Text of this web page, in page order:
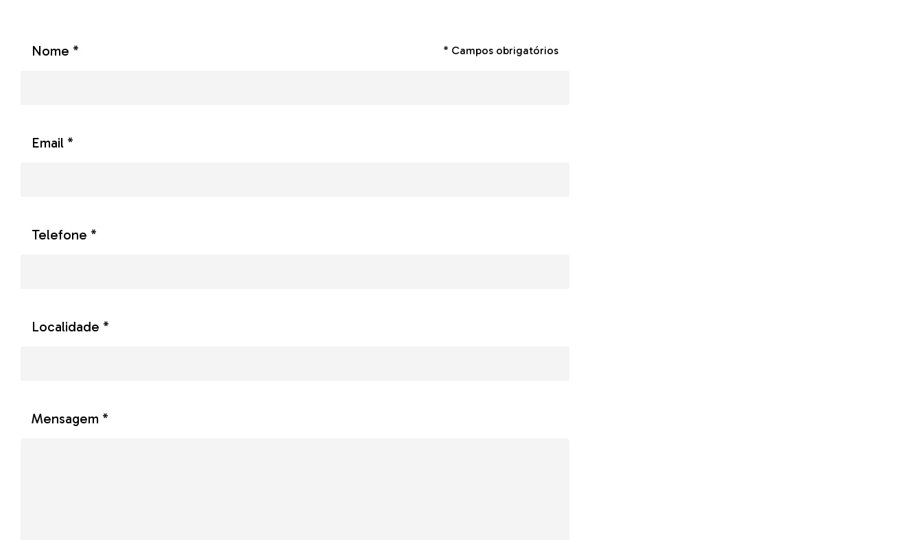
Nome * * Campos obrigatórios
Email *
Telefone *
Localidade *
Mensagem *